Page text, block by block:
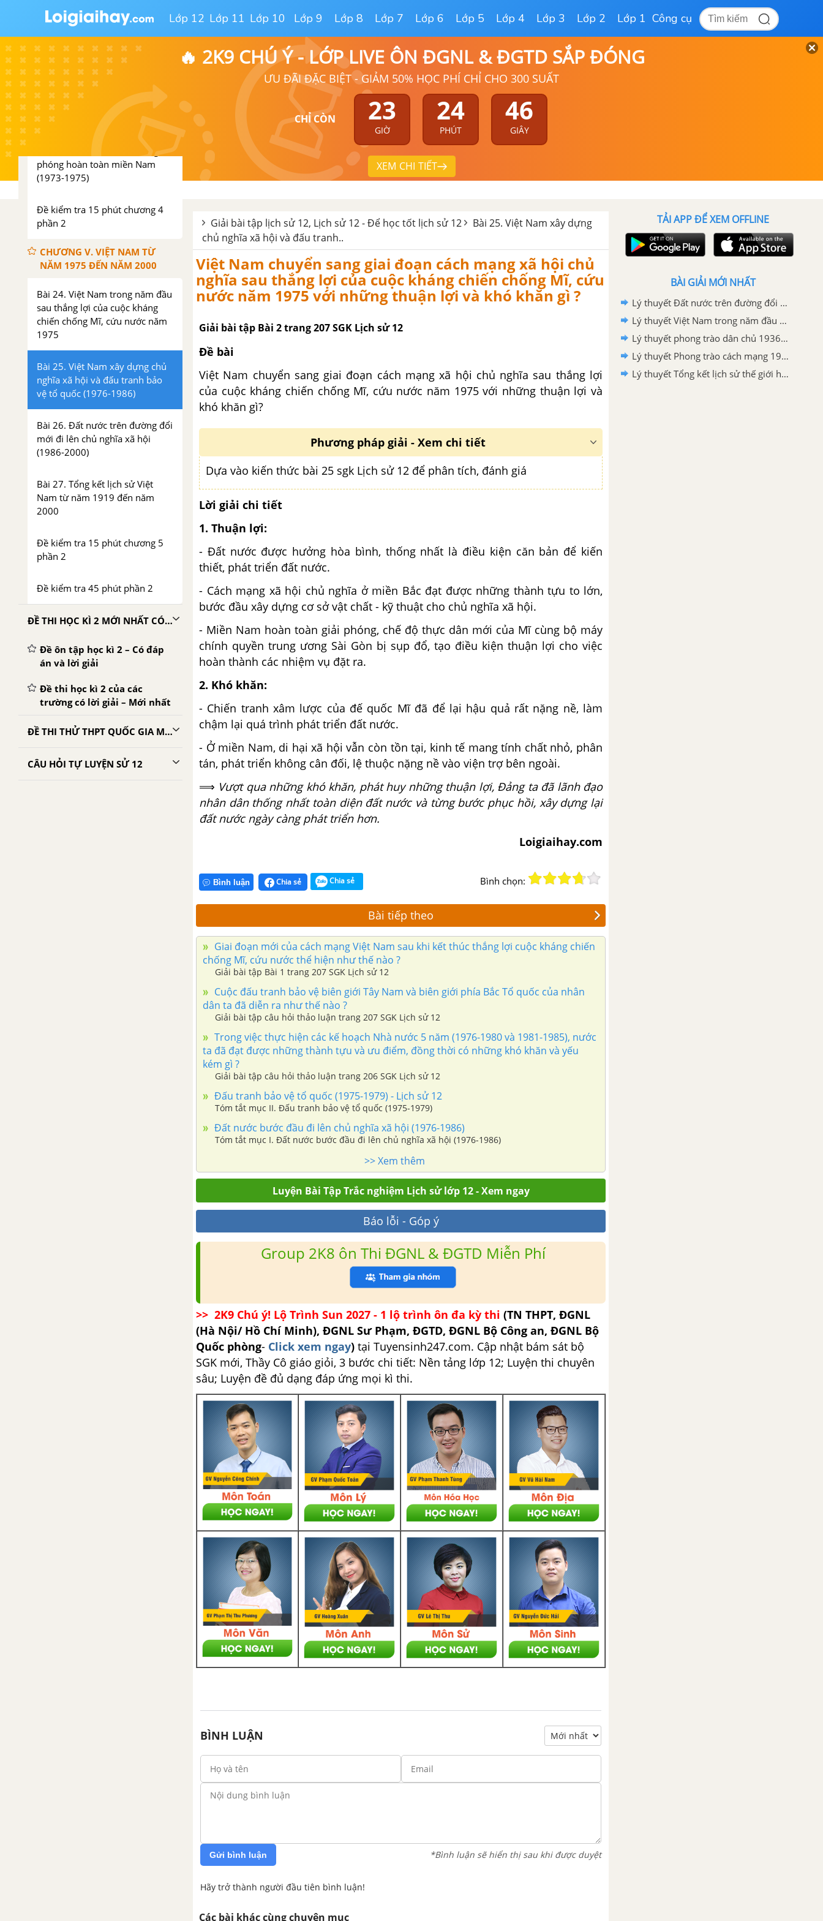
Lớp 12 Lớp 11 Lớp 10 Lớp 9 Lớp 8 Lớp 7 Lớp 6 Lớp 5 Lớp 4 Lớp 3 Lớp 2 Lớp 1 Công cụ
🔥 2K9 CHÚ Ý - LỚP LIVE ÔN ĐGNL & ĐGTD SẮP ĐÓNG
ƯU ĐÃI ĐẶC BIỆT - GIẢM 50% HỌC PHÍ CHỈ CHO 300 SUẤT
CHỈ CÒN 23
GIỜ
24
PHÚT
45
GIÂY
XEM CHI TIẾT
(1954-1965)
Bài 22. Nhân dân hai miền trực
tiếp chiến đấu chống đế quốc
Mĩ xâm lược, nhân dân miền
Bắc vừa chiến đấu vừa sản xuất
(1965-1973)
Bài 23. Khôi phục và phát triển
kinh tế - xã hội ở miền Bắc, giải
phóng hoàn toàn miền Nam
(1973-1975)
Đề kiểm tra 15 phút chương 4
phần 2
CHƯƠNG V. VIỆT NAM TỪ
NĂM 1975 ĐẾN NĂM 2000
Bài 24. Việt Nam trong năm đầu
sau thắng lợi của cuộc kháng
chiến chống Mĩ, cứu nước năm
1975
Bài 25. Việt Nam xây dựng chủ
nghĩa xã hội và đấu tranh bảo
vệ tổ quốc (1976-1986)
Bài 26. Đất nước trên đường đổi
mới đi lên chủ nghĩa xã hội
(1986-2000)
Bài 27. Tổng kết lịch sử Việt
Nam từ năm 1919 đến năm
2000
Đề kiểm tra 15 phút chương 5
phần 2
Đề kiểm tra 45 phút phần 2
ĐỀ THI HỌC KÌ 2 MỚI NHẤT CÓ LỜI GIẢI
Đề ôn tập học kì 2 – Có đáp
án và lời giải
Đề thi học kì 2 của các
trường có lời giải – Mới nhất
ĐỀ THI THỬ THPT QUỐC GIA MÔN LỊCH SỬ
CÂU HỎI TỰ LUYỆN SỬ 12
Giải bài tập lịch sử 12, Lịch sử 12 - Để học tốt lịch sử 12
Bài 25. Việt Nam xây dựng
chủ nghĩa xã hội và đấu tranh..
Việt Nam chuyển sang giai đoạn cách mạng xã hội chủ
nghĩa sau thắng lợi của cuộc kháng chiến chống Mĩ, cứu
nước năm 1975 với những thuận lợi và khó khăn gì ?
Giải bài tập Bài 2 trang 207 SGK Lịch sử 12
Đề bài
Việt Nam chuyển sang giai đoạn cách mạng xã hội chủ nghĩa sau thắng lợi
của cuộc kháng chiến chống Mĩ, cứu nước năm 1975 với những thuận lợi và
khó khăn gì?
Phương pháp giải - Xem chi tiết
Dựa vào kiến thức bài 25 sgk Lịch sử 12 để phân tích, đánh giá
Lời giải chi tiết
1. Thuận lợi:
- Đất nước được hưởng hòa bình, thống nhất là điều kiện căn bản để kiến
thiết, phát triển đất nước.
- Cách mạng xã hội chủ nghĩa ở miền Bắc đạt được những thành tựu to lớn,
bước đầu xây dựng cơ sở vật chất - kỹ thuật cho chủ nghĩa xã hội.
- Miền Nam hoàn toàn giải phóng, chế độ thực dân mới của Mĩ cùng bộ máy
chính quyền trung ương Sài Gòn bị sụp đổ, tạo điều kiện thuận lợi cho việc
hoàn thành các nhiệm vụ đặt ra.
2. Khó khăn:
- Chiến tranh xâm lược của đế quốc Mĩ đã để lại hậu quả rất nặng nề, làm
chậm lại quá trình phát triển đất nước.
- Ở miền Nam, di hại xã hội vẫn còn tồn tại, kinh tế mang tính chất nhỏ, phân
tán, phát triển không cân đối, lệ thuộc nặng nề vào viện trợ bên ngoài.
⟹ Vượt qua những khó khăn, phát huy những thuận lợi, Đảng ta đã lãnh đạo
nhân dân thống nhất toàn diện đất nước và từng bước phục hồi, xây dựng lại
đất nước ngày càng phát triển hơn.
Loigiaihay.com
Bình luận Chia sẻ Chia sẻ Bình chọn:
Bài tiếp theo
Giai đoạn mới của cách mạng Việt Nam sau khi kết thúc thắng lợi cuộc kháng chiến
chống Mĩ, cứu nước thể hiện như thế nào ?
Giải bài tập Bài 1 trang 207 SGK Lịch sử 12
Cuộc đấu tranh bảo vệ biên giới Tây Nam và biên giới phía Bắc Tổ quốc của nhân
dân ta đã diễn ra như thế nào ?
Giải bài tập câu hỏi thảo luận trang 207 SGK Lịch sử 12
Trong việc thực hiện các kế hoạch Nhà nước 5 năm (1976-1980 và 1981-1985), nước
ta đã đạt được những thành tựu và ưu điểm, đồng thời có những khó khăn và yếu
kém gì ?
Giải bài tập câu hỏi thảo luận trang 206 SGK Lịch sử 12
Đấu tranh bảo vệ tổ quốc (1975-1979) - Lịch sử 12
Tóm tắt mục II. Đấu tranh bảo vệ tổ quốc (1975-1979)
Đất nước bước đầu đi lên chủ nghĩa xã hội (1976-1986)
Tóm tắt mục I. Đất nước bước đầu đi lên chủ nghĩa xã hội (1976-1986)
>> Xem thêm
Luyện Bài Tập Trắc nghiệm Lịch sử lớp 12 - Xem ngay
Báo lỗi - Góp ý
Group 2K8 ôn Thi ĐGNL & ĐGTD Miễn Phí
>> 2K9 Chú ý! Lộ Trình Sun 2027 - 1 lộ trình ôn đa kỳ thi (TN THPT, ĐGNL
(Hà Nội/ Hồ Chí Minh), ĐGNL Sư Phạm, ĐGTD, ĐGNL Bộ Công an, ĐGNL Bộ
Quốc phòng- Click xem ngay) tại Tuyensinh247.com. Cập nhật bám sát bộ
SGK mới, Thầy Cô giáo giỏi, 3 bước chi tiết: Nền tảng lớp 12; Luyện thi chuyên
sâu; Luyện đề đủ dạng đáp ứng mọi kì thi.
BÌNH LUẬN
Gửi bình luận *Bình luận sẽ hiển thị sau khi được duyệt
Hãy trở thành người đầu tiên bình luận!
Các bài khác cùng chuyên mục
TẢI APP ĐỂ XEM OFFLINE
BÀI GIẢI MỚI NHẤT
Lý thuyết Đất nước trên đường đổi mới đi lên chủ nghĩa xã hội (1986-2000)
Lý thuyết Việt Nam trong năm đầu sau thắng lợi của cuộc kháng chiến chống Mĩ, cứu nước năm 1975
Lý thuyết phong trào dân chủ 1936-1939
Lý thuyết Phong trào cách mạng 1930-1935
Lý thuyết Tổng kết lịch sử thế giới hiện đại từ 1945 đến năm 2000